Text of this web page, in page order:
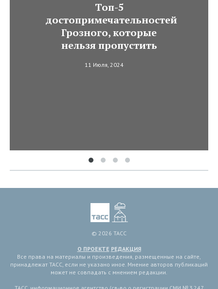
Топ-5
достопримечательностей
Грозного, которые
нельзя пропустить
11 Июля, 2024
© 2026 ТАСС
О ПРОЕКТЕ РЕДАКЦИЯ
Все права на материалы и произведения, размещенные на сайте,
принадлежат ТАСС, если не указано иное. Мнение авторов публикаций
может не совпадать с мнением редакции.